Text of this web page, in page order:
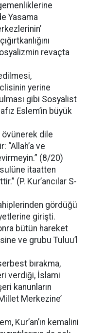
Yasama
revaçta
yerine
gibi Sosyalist
Eslem’in büyük
övünerek dile
“Allah’a ve
(8/20)
itaatten
(P. Kur’ancılar S-
gördüğü
girişti.
bütün hareket
ve grubu Tuluu’l
bırakma,
verdiği, İslami
kanunların
Merkezine’
Kur’an’ın kemalini